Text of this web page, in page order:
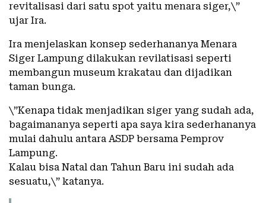
revitalisasi dari satu spot yaitu menara siger,\”
ujar Ira.
Ira menjelaskan konsep sederhananya Menara
Siger Lampung dilakukan revilatisasi seperti
membangun museum krakatau dan dijadikan
taman bunga.
\”Kenapa tidak menjadikan siger yang sudah ada,
bagaimananya seperti apa saya kira sederhananya
mulai dahulu antara ASDP bersama Pemprov
Lampung.
Kalau bisa Natal dan Tahun Baru ini sudah ada
sesuatu,\” katanya.